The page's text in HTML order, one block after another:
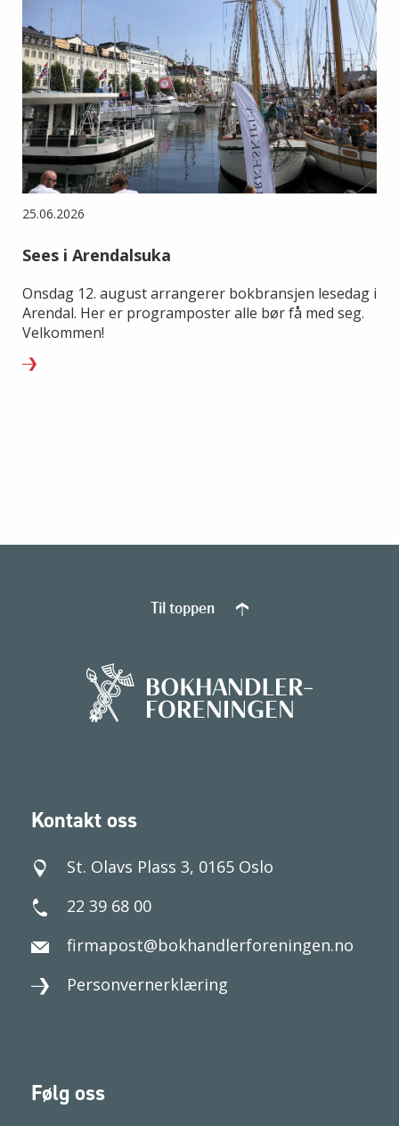
25.06.2026
Sees i Arendalsuka
Onsdag 12. august arrangerer bokbransjen lesedag i
Arendal. Her er programposter alle bør få med seg.
Velkommen!
Kontakt oss
St. Olavs Plass 3, 0165 Oslo
22 39 68 00
firmapost@bokhandlerforeningen.no
Personvernerklæring
Følg oss
Til toppen